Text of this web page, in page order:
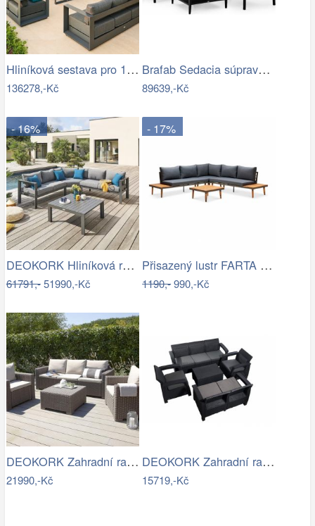
Hliníková sestava pro 10 osob MADRID …
136278,-Kč
Brafab Sedacia súprava BELFORT čierna -…
89639,-Kč
- 16%
DEOKORK Hliníková rohová sestava…
61791,-51990,-Kč
- 17%
Přisazený lustr FARTA 5xE27/60W/230V…
1190,-990,-Kč
DEOKORK Zahradní ratanová sestava…
21990,-Kč
DEOKORK Zahradní ratanová sestava …
15719,-Kč